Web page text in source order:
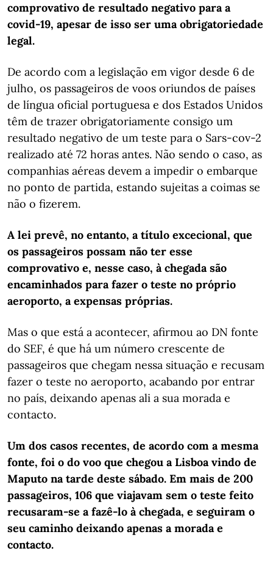
comprovativo de resultado negativo para a
covid-19, apesar de isso ser uma obrigatoriedade
legal.
De acordo com a legislação em vigor desde 6 de
julho, os passageiros de voos oriundos de países
de língua oficial portuguesa e dos Estados Unidos
têm de trazer obrigatoriamente consigo um
resultado negativo de um teste para o Sars-cov-2
realizado até 72 horas antes. Não sendo o caso, as
companhias aéreas devem a impedir o embarque
no ponto de partida, estando sujeitas a coimas se
não o fizerem.
A lei prevê, no entanto, a título excecional, que
os passageiros possam não ter esse
comprovativo e, nesse caso, à chegada são
encaminhados para fazer o teste no próprio
aeroporto, a expensas próprias.
Mas o que está a acontecer, afirmou ao DN fonte
do SEF, é que há um número crescente de
passageiros que chegam nessa situação e recusam
fazer o teste no aeroporto, acabando por entrar
no país, deixando apenas ali a sua morada e
contacto.
Um dos casos recentes, de acordo com a mesma
fonte, foi o do voo que chegou a Lisboa vindo de
Maputo na tarde deste sábado. Em mais de 200
passageiros, 106 que viajavam sem o teste feito
recusaram-se a fazê-lo à chegada, e seguiram o
seu caminho deixando apenas a morada e
contacto.